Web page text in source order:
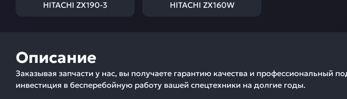
HITACHI ZX190-3 HITACHI ZX160W
Описание
Заказывая запчасти у нас, вы получаете гарантию качества и профессиональный
инвестиция в бесперебойную работу вашей спецтехники на долгие годы.